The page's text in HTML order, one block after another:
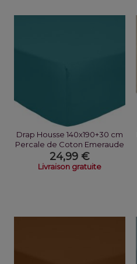
Drap Housse 140x190+30 cm
Percale de Coton Emeraude
24,99 €
Livraison gratuite